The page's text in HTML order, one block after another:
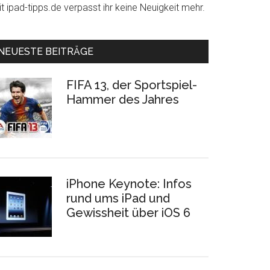
ipad-tipps.de verpasst ihr keine Neuigkeit mehr.
BEITRÄGE
FIFA 13, der Sportspiel-
Hammer des Jahres
iPhone Keynote: Infos
rund ums iPad und
Gewissheit über iOS 6